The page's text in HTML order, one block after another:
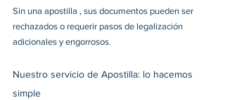
Sin una apostilla , sus documentos pueden ser
rechazados o requerir pasos de legalización
adicionales y engorrosos.
Nuestro servicio de Apostilla: lo hacemos
simple